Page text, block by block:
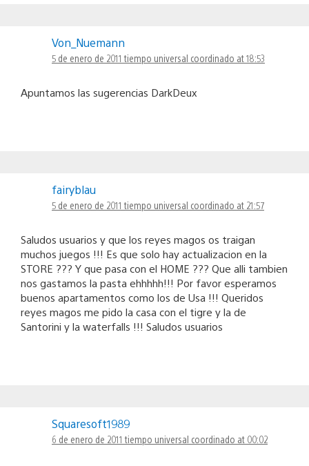
Von_Nuemann
5 de enero de 2011 tiempo universal coordinado at 18:53
Apuntamos las sugerencias DarkDeux
fairyblau
5 de enero de 2011 tiempo universal coordinado at 21:57
Saludos usuarios y que los reyes magos os traigan
muchos juegos !!! Es que solo hay actualizacion en la
STORE ??? Y que pasa con el HOME ??? Que alli tambien
nos gastamos la pasta ehhhhh!!! Por favor esperamos
buenos apartamentos como los de Usa !!! Queridos
reyes magos me pido la casa con el tigre y la de
Santorini y la waterfalls !!! Saludos usuarios
Squaresoft1989
6 de enero de 2011 tiempo universal coordinado at 00:02